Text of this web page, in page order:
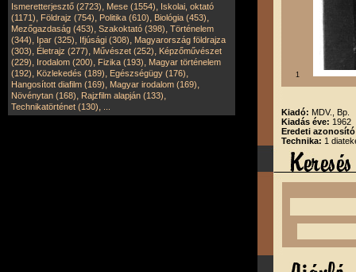
Ismeretterjesztő (2723), Mese (1554), Iskolai, oktató
(1171), Földrajz (754), Politika (610), Biológia (453),
Mezőgazdaság (453), Szakoktató (398), Történelem
(344), Ipar (325), Ifjúsági (308), Magyarország földrajza
(303), Életrajz (277), Művészet (252), Képzőművészet
(229), Irodalom (200), Fizika (193), Magyar történelem
(192), Közlekedés (189), Egészségügy (176),
Hangosított diafilm (169), Magyar irodalom (169),
Növénytan (168), Rajzfilm alapján (133),
Technikatörténet (130),
1
Kiadó: MDV., Bp.
Kiadás éve: 1962
Eredeti
Technika: 1